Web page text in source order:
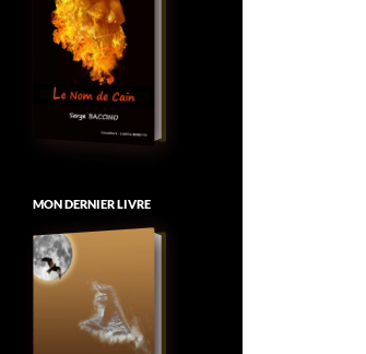
MON DERNIER LIVRE